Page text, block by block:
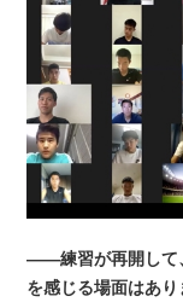
――練習が再開して
を感じる場面はあり